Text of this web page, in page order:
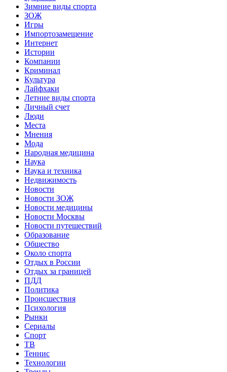
Зимние виды спорта
ЗОЖ
Игры
Импортозамещение
Интернет
Истории
Компании
Криминал
Культура
Лайфхаки
Летние виды спорта
Личный счет
Люди
Места
Мнения
Мода
Народная медицина
Наука
Наука и техника
Недвижимость
Новости
Новости ЗОЖ
Новости медицины
Новости Москвы
Новости путешествий
Образование
Общество
Около спорта
Отдых в России
Отдых за границей
ПДД
Политика
Происшествия
Психология
Рынки
Сериалы
Спорт
ТВ
Теннис
Технологии